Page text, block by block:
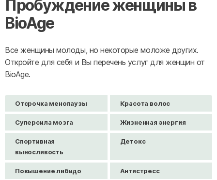
Пробуждение женщины в
BioAge
Все женщины молоды, но некоторые моложе других.
Откройте для себя и Вы перечень услуг для женщин от
BioAge.
Отсрочка менопаузы Красота волос
Суперсила мозга Жизненная энергия
Спортивная
выносливость
Детокс
Повышение либидо Антистресс